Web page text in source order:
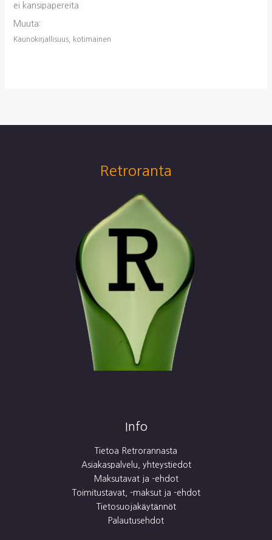
ei kansipapereita
Muuta:
Kaunokirjallisuus, kotimainen
Retroranta
Info
Tietoa Retrorannasta
Asiakaspalvelu, yhteystiedot
Maksutavat ja -ehdot
Toimitustavat, -maksut ja -ehdot
Tietosuojakäytännöt
Palautusehdot